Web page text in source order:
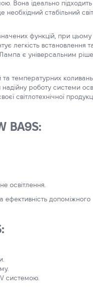
Вона ідеально
необхідний стабільний
функцій, при цьому
легкість встановлення
є універсальним
та температурних
надійну роботу системи
світлотехнічної
BA9S:
освітлення.
ефективність допоміжного
системою.